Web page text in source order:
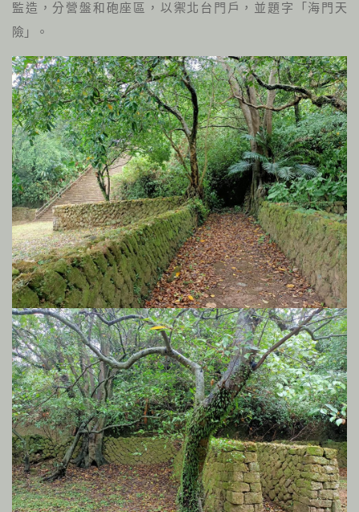
監造，分營盤和砲座區，以禦北台門戶，並題字「海門天
險」。